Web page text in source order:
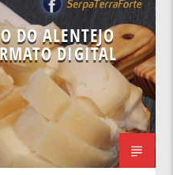
DO ALENTEJO
DIGITAL